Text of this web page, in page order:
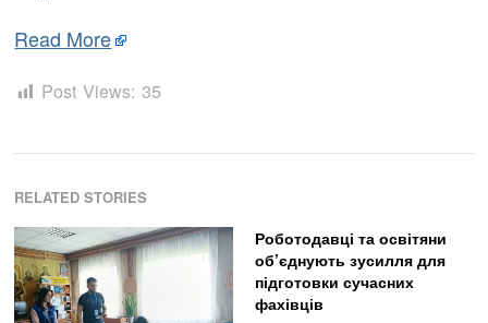
Read More
Post Views: 35
RELATED STORIES
Роботодавці та освітяни
об’єднують зусилля для
підготовки сучасних
фахівців